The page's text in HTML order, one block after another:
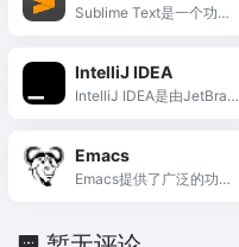
Sublime Text是一个功能
IntelliJ IDEA
IntelliJ IDEA是由JetBrain
Emacs
Emacs提供了广泛的功